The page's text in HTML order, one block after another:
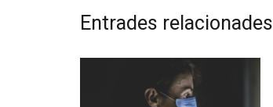
Entrades relacionades